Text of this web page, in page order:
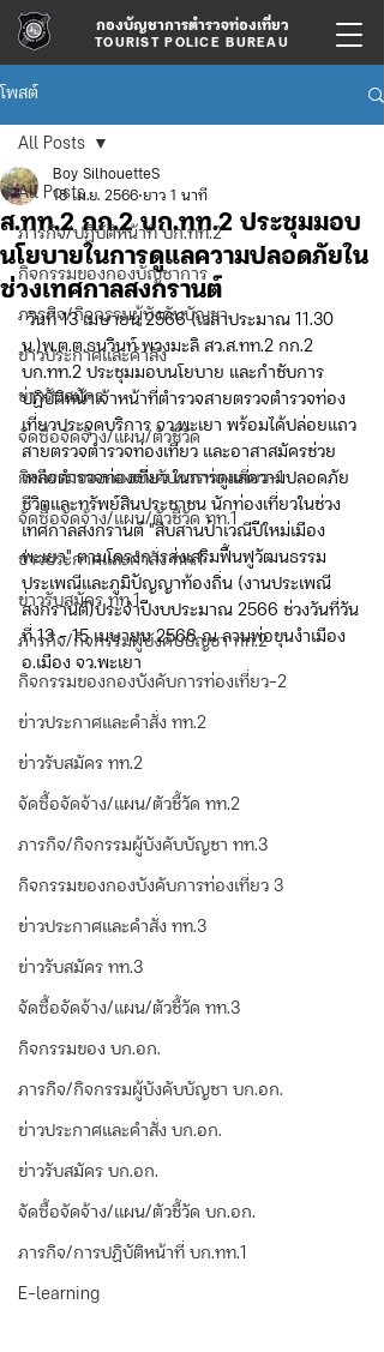
กองบัญชาการตำรวจท่องเที่ยว
TOURIST POLICE BUREAU
โพสต์
All Posts
ภารกิจ/ปฏิบัติหน้าที่ บก.ทท.2
กิจกรรมของกองบัญชาการ
ภารกิจ/กิจกรรมผู้บังคับบัญชา
ข่าวประกาศและคำสั่ง
ข่าวรับสมัคร
จัดซื้อจัดจ้าง/แผน/ตัวชี้วัด
กิจกรรมของกองบังคับการท่องเที่ยว-1
จัดซื้อจัดจ้าง/แผน/ตัวชี้วัด ทท.1
ข่าวประกาศและคำสั่ง ทท.1
ข่าวรับสมัคร ทท.1
ภารกิจ/กิจกรรมผู้บังคับบัญชา ทท.2
กิจกรรมของกองบังคับการท่องเที่ยว-2
ข่าวประกาศและคำสั่ง ทท.2
ข่าวรับสมัคร ทท.2
จัดซื้อจัดจ้าง/แผน/ตัวชี้วัด ทท.2
ภารกิจ/กิจกรรมผู้บังคับบัญชา ทท.3
กิจกรรมของกองบังคับการท่องเที่ยว 3
ข่าวประกาศและคำสั่ง ทท.3
ข่าวรับสมัคร ทท.3
จัดซื้อจัดจ้าง/แผน/ตัวชี้วัด ทท.3
กิจกรรมของ บก.อก.
ภารกิจ/กิจกรรมผู้บังคับบัญชา บก.อก.
ข่าวประกาศและคำสั่ง บก.อก.
ข่าวรับสมัคร บก.อก.
จัดซื้อจัดจ้าง/แผน/ตัวชี้วัด บก.อก.
ภารกิจ/การปฏิบัติหน้าที่ บก.ทท.1
E-learning
All Posts
ส.ทท.2 กก.2 บก.ทท.2 ประชุมมอบ
นโยบายในการดูแลความปลอดภัยใน
ช่วงเทศกาลสงกรานต์
Boy SilhouetteS
18 เม.ย. 2566 ยาว 1 นาที
วันที่ 13 เมษายน 2566 (เวลาประมาณ 11.30
น.)พ.ต.ต.ธนวินท์ พวงมะลิ สว.ส.ทท.2 กก.2
บก.ทท.2 ประชุมมอบนโยบาย และกำชับการ
ปฏิบัติหน้าเจ้าหน้าที่ตำรวจสายตรวจตำรวจท่อง
เที่ยวประจุดบริการ จว.พะเยา พร้อมได้ปล่อยแถว
สายตรวจตำรวจท่องเที่ยว และอาสาสมัครช่วย
เหลือตำรวจท่องเที่ยว ในการดูแลความปลอดภัย
ชีวิตและทรัพย์สินประชาชน นักท่องเที่ยวในช่วง
เทศกาลสงกรานต์ "สืบสานป๋าเวณีปีใหม่เมือง
พะเยา" ตามโครงการส่งเสริมฟื้นฟูวัฒนธรรม
ประเพณีและภูมิปัญญาท้องถิ่น (งานประเพณี
สงกรานต์)ประจำปีงบประมาณ 2566 ช่วงวันที่วัน
ที่ 13 - 15 เมษายน 2566 ณ ลานพ่อขุนงำเมือง
อ.เมือง จว.พะเยา